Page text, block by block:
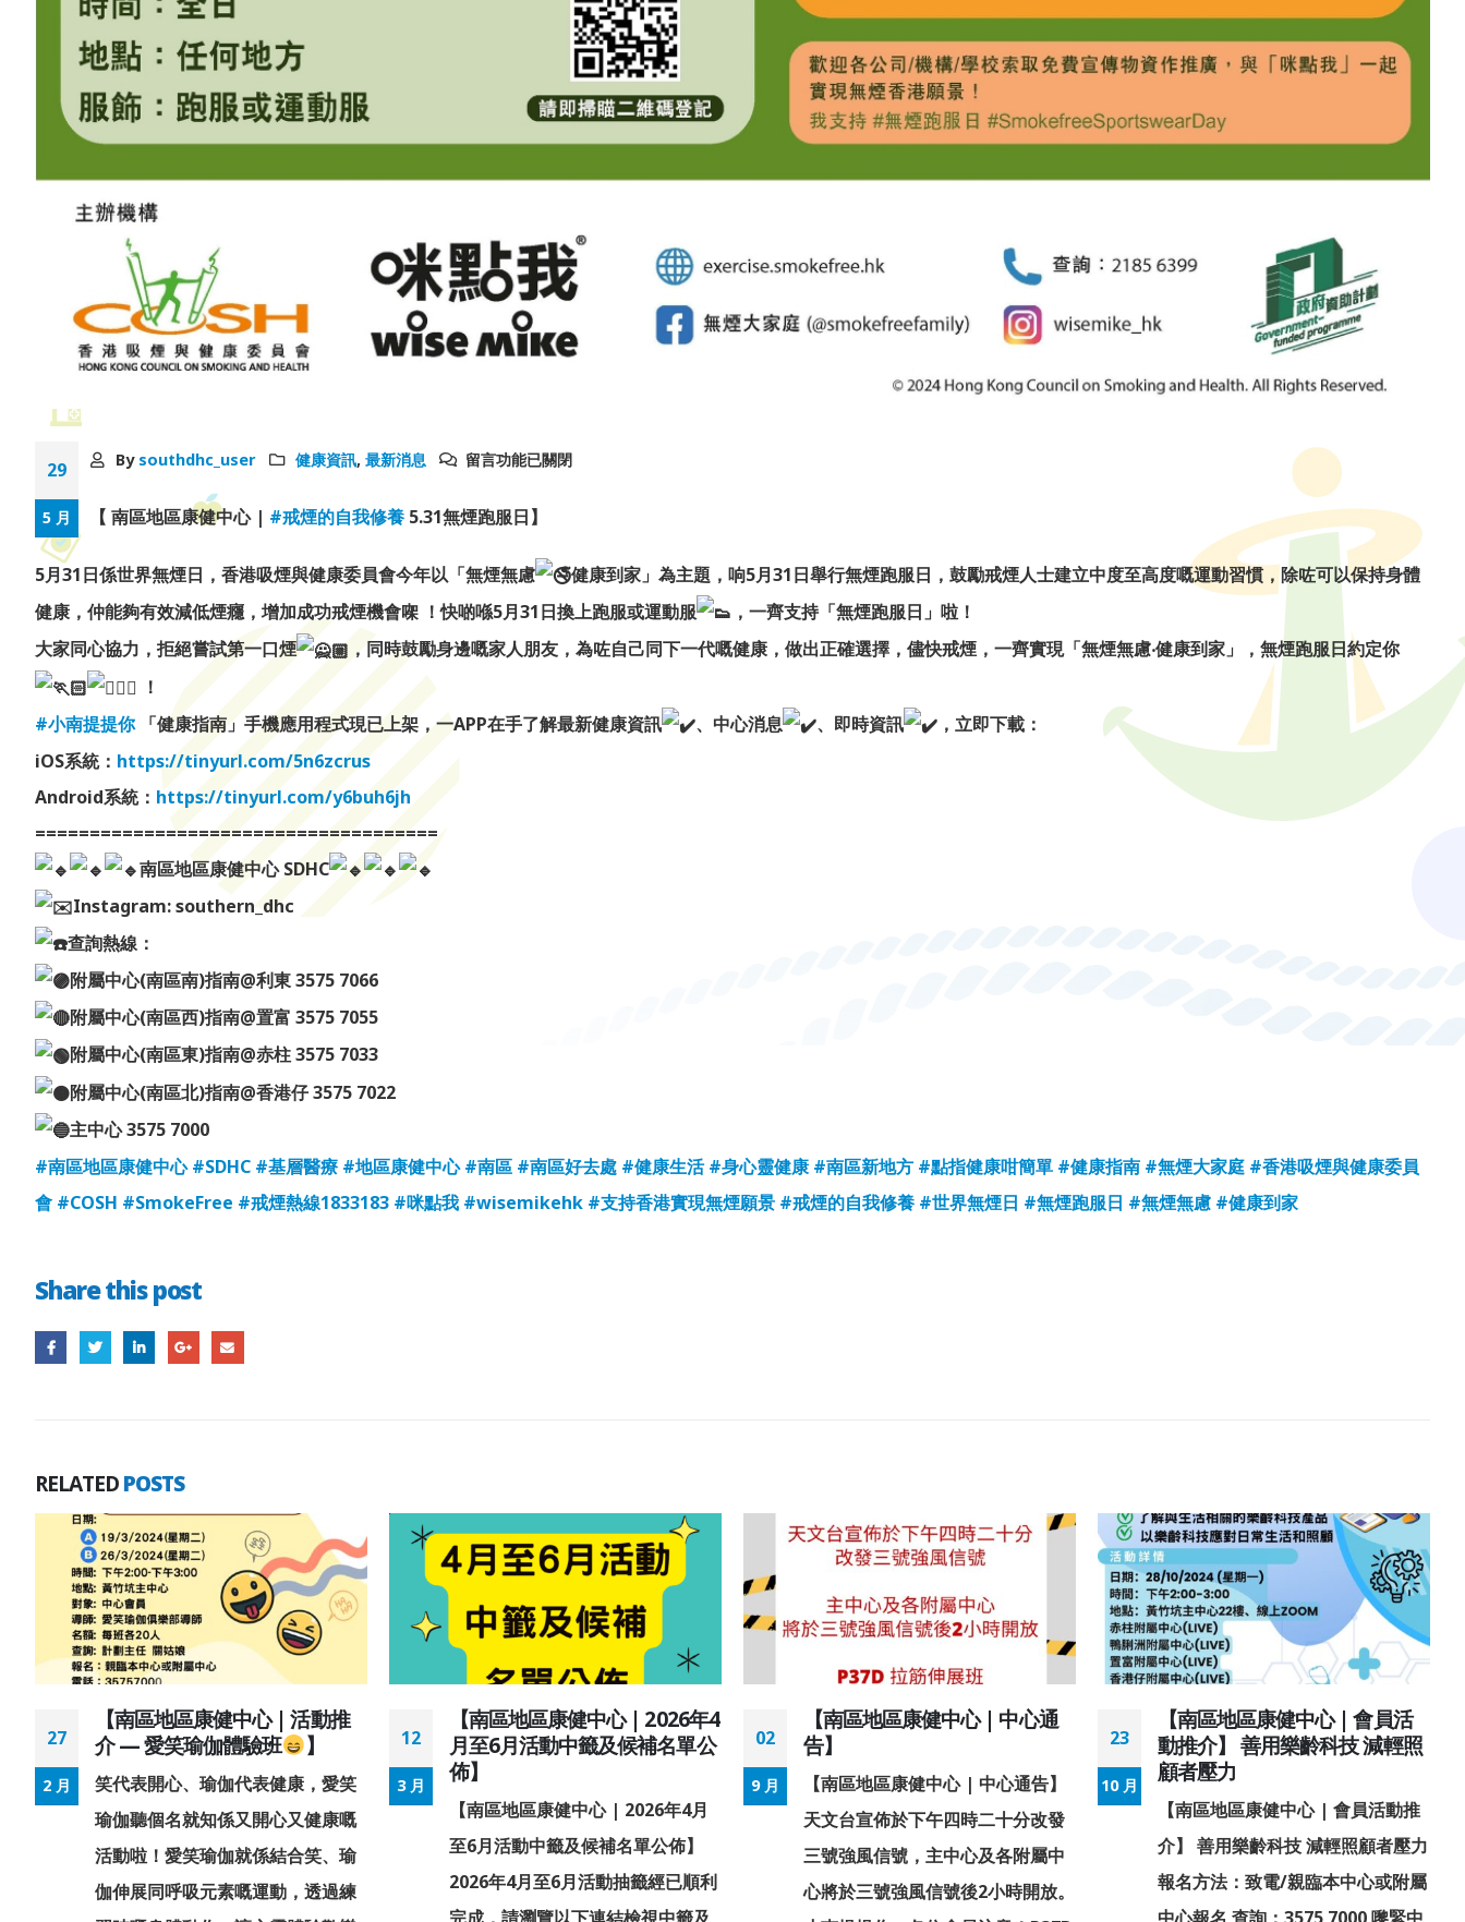
29
5 月
By southdhc_user 健康資訊, 最新消息 留言功能已關閉
【 南區地區康健中心 | #戒煙的自我修養 5.31無煙跑服日】
5月31日係世界無煙日，香港吸煙與健康委員會今年以「無煙無慮
健康到家」為主題，响5月31日舉行無煙跑服日，鼓勵戒煙人士建立中度至高度嘅運動習慣，除咗可以保持身體
健康，仲能夠有效減低煙癮，增加成功戒煙機會㗎 ！快啲喺5月31日換上跑服或運動服
，一齊支持「無煙跑服日」啦！
大家同心協力，拒絕嘗試第一口煙
，同時鼓勵身邊嘅家人朋友，為咗自己同下一代嘅健康，做出正確選擇，儘快戒煙，一齊實現「無煙無慮‧健康到家」，無煙跑服日約定你
！
#小南提提你「健康指南」手機應用程式現已上架，一APP在手了解最新健康資訊 、中心消息 、即時資訊
，立即下載：
iOS系統： https://tinyurl.com/5n6zcrus
Android系統： https://tinyurl.com/y6buh6jh
=====================================
南區地區康健中心 SDHC
Instagram: southern_dhc
查詢熱線：
附屬中心(南區南)指南@利東 3575 7066
附屬中心(南區西)指南@置富 3575 7055
附屬中心(南區東)指南@赤柱 3575 7033
附屬中心(南區北)指南@香港仔 3575 7022
主中心 3575 7000
#南區地區康健中心 #SDHC #基層醫療 #地區康健中心 #南區 #南區好去處 #健康生活 #身心靈健康 #南區新地方 #點指健康咁簡單 #健康指南 #無煙大家庭 #香港吸煙與健康委員
會 #COSH #SmokeFree #戒煙熱線1833183 #咪點我 #wisemikehk #支持香港實現無煙願景 #戒煙的自我修養 #世界無煙日 #無煙跑服日 #無煙無慮 #健康到家
Share this post
RELATEDPOSTS
27
2 月
【南區地區康健中心 | 活動推
介 — 愛笑瑜伽體驗班
】
笑代表開心、瑜伽代表健康，愛笑
瑜伽聽個名就知係又開心又健康嘅
活動啦！愛笑瑜伽就係結合笑、瑜
伽伸展同呼吸元素嘅運動，透過練
12
3 月
【南區地區康健中心 | 2026年4
月至6月活動中籤及候補名單公
佈】
【南區地區康健中心 | 2026年4月
至6月活動中籤及候補名單公佈】
2026年4月至6月活動抽籤經已順利
02
9 月
【南區地區康健中心 | 中心通
告】
【南區地區康健中心 | 中心通告】
天文台宣佈於下午四時二十分改發
三號強風信號，主中心及各附屬中
心將於三號強風信號後2小時開放。
23
10 月
【南區地區康健中心 | 會員活
動推介】 善用樂齡科技 減輕照
顧者壓力
【南區地區康健中心 | 會員活動推
介】 善用樂齡科技 減輕照顧者壓力
報名方法：致電/親臨本中心或附屬